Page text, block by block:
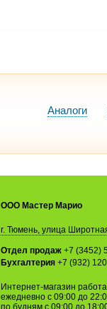
Аналоги
ООО Мастер Марио
г. Тюмень, улица
Отдел продаж +7 (3452)
Бухгалтерия +7 (932)
Интернет-магазин
ежедневно с 09:00 до
по будням с 09:00 до